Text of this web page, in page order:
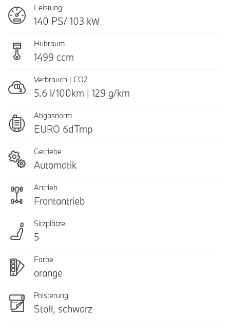
Leistung
140 PS/ 103 kW
Hubraum
1499 ccm
Verbrauch | CO2
5.6 l/100km | 129 g/km
Abgasnorm
EURO 6dTmp
Getriebe
Automatik
Antrieb
Frontantrieb
Sitzplätze
5
Farbe
orange
Polsterung
Stoff, schwarz